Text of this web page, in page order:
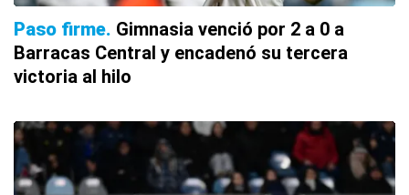
Paso firme Gimnasia venció por 2 a 0 a
Barracas Central y encadenó su tercera
victoria al hilo